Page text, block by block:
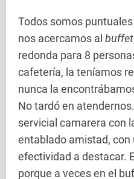
Todos somos
nos acercamos al buffet
redonda para 8
cafetería, la teníamos
nunca la
No tardó en
servicial camarera con
entablado amistad, con
efectividad a destacar.
porque a veces en el